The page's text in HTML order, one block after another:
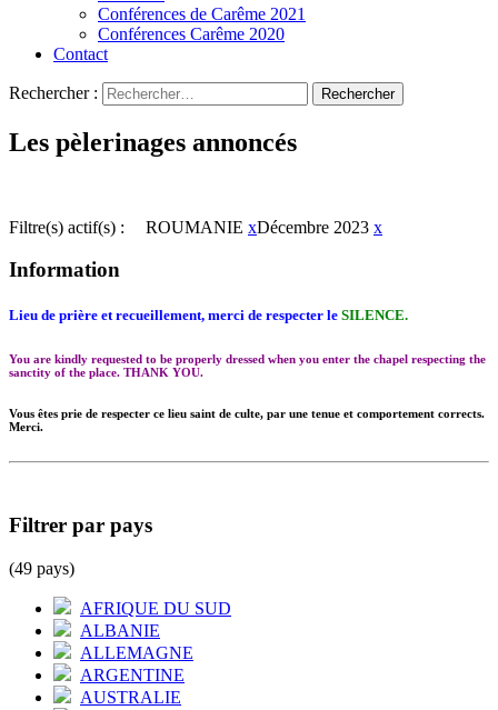
Conférences de Carême 2021
Conférences Carême 2020
Contact
Rechercher :
Les pèlerinages annoncés
Filtre(s) actif(s) : ROUMANIE xDécembre 2023 x
Information
Lieu de prière et recueillement, merci de respecter le SILENCE.
You are kindly requested to be properly dressed when you enter the chapel respecting the
sanctity of the place. THANK YOU.
Vous êtes prie de respecter ce lieu saint de culte, par une tenue et comportement corrects.
Merci.
Filtrer par pays
(49 pays)
AFRIQUE DU SUD
ALBANIE
ALLEMAGNE
ARGENTINE
AUSTRALIE